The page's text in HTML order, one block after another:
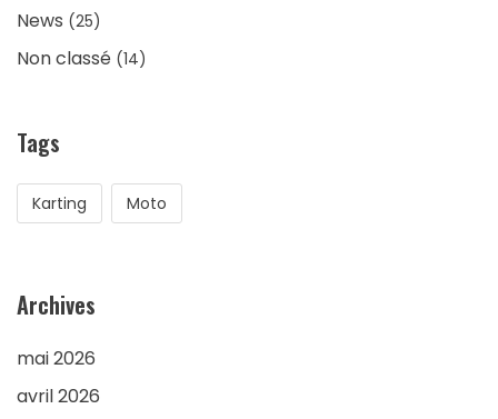
News (25)
Non classé (14)
Tags
Karting Moto
Archives
mai 2026
avril 2026